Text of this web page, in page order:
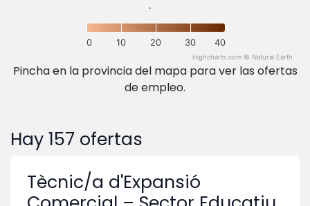
0 10 20 30 40
Highcharts.com © Natural Earth
Pincha en la provincia del mapa para ver las ofertas
de empleo.
Hay 157 ofertas
Tècnic/a d'Expansió